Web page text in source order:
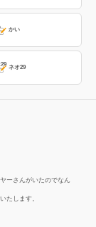
かい
ネオ29
ーさんがいたのでなん
たします。